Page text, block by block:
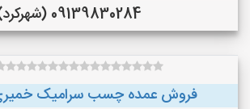
09139830284 (شهرکرد)
فروش عمده چسب سرامیک